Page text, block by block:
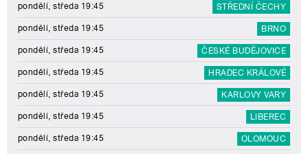
pondělí, středa 19:45 STŘEDNÍ ČECHY
pondělí, středa 19:45 BRNO
pondělí, středa 19:45 ČESKÉ BUDĚJOVICE
pondělí, středa 19:45 HRADEC KRÁLOVÉ
pondělí, středa 19:45 KARLOVY VARY
pondělí, středa 19:45 LIBEREC
pondělí, středa 19:45 OLOMOUC